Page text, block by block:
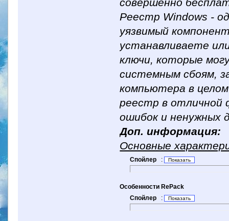
совершенно
Реестр Windows -
уязвимый
устанавливаете
ключи, которые
системным сбоям,
компьютера в
реестр в отличной
ошибок и ненужных
Доп. информация:
Основные
Спойлер :
Особенности RePack
Спойлер
: